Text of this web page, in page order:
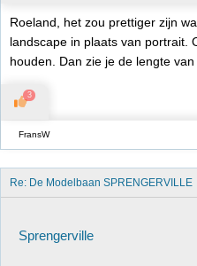
Roeland, het zou prettiger zijn
landscape in plaats van portrait.
houden. Dan zie je de lengte
3
FransW
Re: De Modelbaan SPRENGERVILLE
Sprengerville